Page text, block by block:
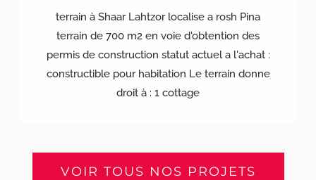
terrain à Shaar Lahtzor localise a rosh Pina
terrain de 700 m2 en voie d'obtention des
permis de construction statut actuel a l'achat :
constructible pour habitation Le terrain donne
droit à : 1 cottage
VOIR TOUS NOS PROJETS